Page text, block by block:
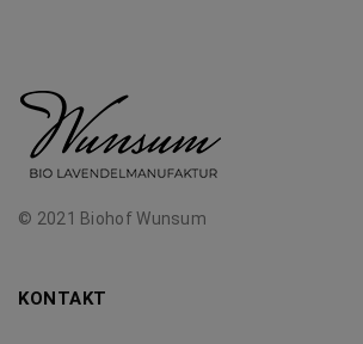
© 2021 Biohof Wunsum
KONTAKT